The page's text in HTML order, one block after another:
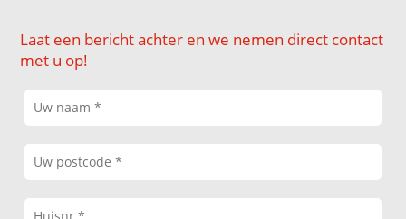
Laat een bericht achter en we nemen direct contact
met u op!